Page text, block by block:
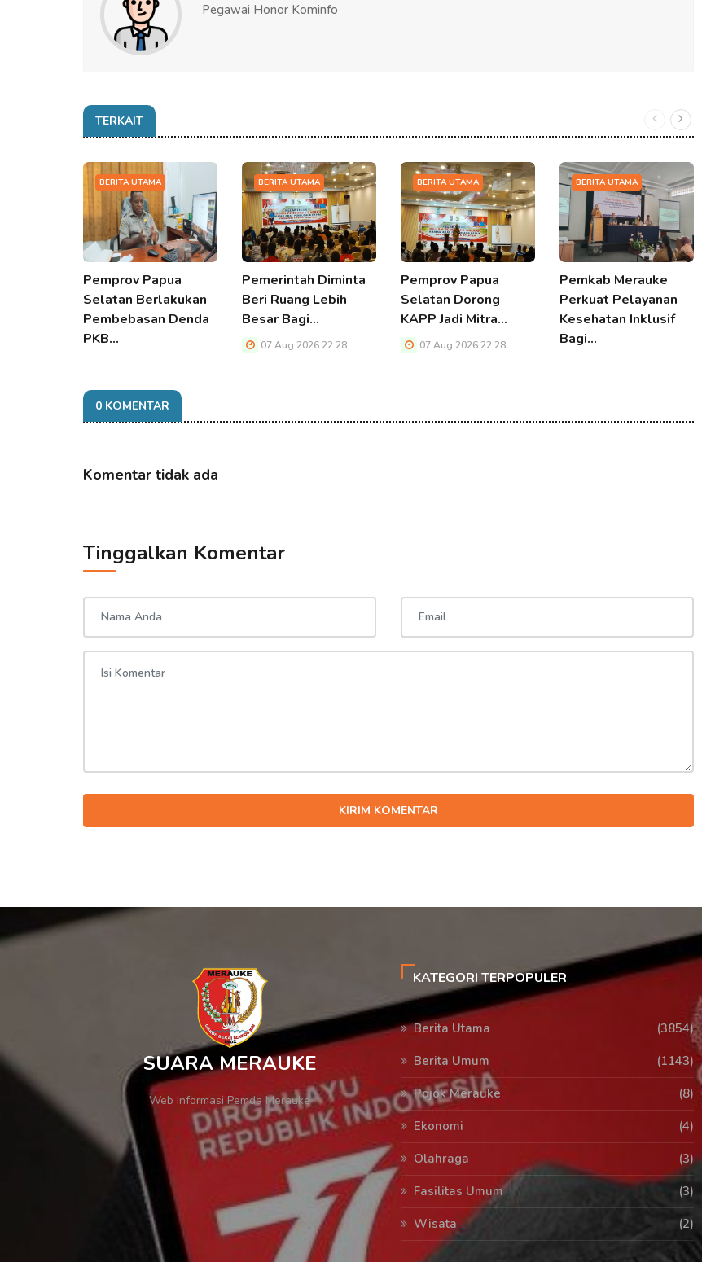
Pegawai Honor Kominfo
TERKAIT
BERITA UTAMA
Pemprov Papua
Selatan Berlakukan
Pembebasan Denda
PKB…
BERITA UTAMA
Pemerintah Diminta
Beri Ruang Lebih
Besar Bagi…
07 Aug 2026 22:28
BERITA UTAMA
Pemprov Papua
Selatan Dorong
KAPP Jadi Mitra…
07 Aug 2026 22:28
BERITA UTAMA
Pemkab Merauke
Perkuat Pelayanan
Kesehatan Inklusif
Bagi…
0 KOMENTAR
Komentar tidak ada
Tinggalkan Komentar
KIRIM KOMENTAR
SUARA MERAUKE
Web Informasi Pemda Merauke
KATEGORI TERPOPULER
Berita Utama
(3854)
Berita Umum
(1143)
Pojok Merauke
(8)
Ekonomi
(4)
Olahraga
(3)
Fasilitas Umum
(3)
Wisata
(2)